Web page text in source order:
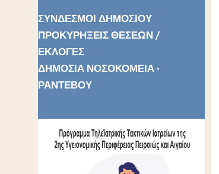
ΣΥΝΔΕΣΜΟΙ ΔΗΜΟΣΙΟΥ
ΠΡΟΚΥΡΗΞΕΙΣ ΘΕΣΕΩΝ /
ΕΚΛΟΓΕΣ
ΔΗΜΟΣΙΑ ΝΟΣΟΚΟΜΕΙΑ -
ΡΑΝΤΕΒΟΥ